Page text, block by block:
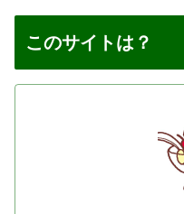
このサイトは？